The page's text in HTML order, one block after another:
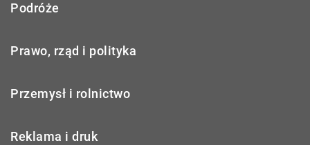
Podróże
Prawo, rząd i polityka
Przemysł i rolnictwo
Reklama i druk